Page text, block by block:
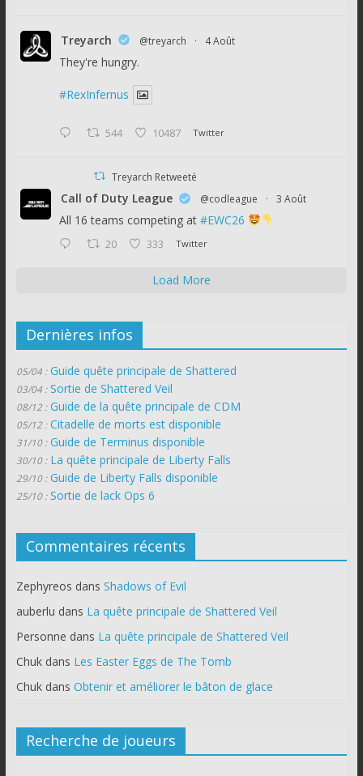
Treyarch @treyarch · 4 Août
They're hungry.
#RexInfernus
544 10487 Twitter
Treyarch Retweeté
Call of Duty League @codleague · 3 Août
All 16 teams competing at #EWC26
20 333 Twitter
Load More
Dernières infos
05/04 : Guide quête principale de Shattered
03/04 : Sortie de Shattered Veil
08/12 : Guide de la quête principale de CDM
05/12 : Citadelle de morts est disponible
31/10 : Guide de Terminus disponible
30/10 : La quête principale de Liberty Falls
29/10 : Guide de Liberty Falls disponible
25/10 : Sortie de lack Ops 6
Commentaires récents
Zephyreos dans Shadows of Evil
auberlu dans La quête principale de Shattered Veil
Personne dans La quête principale de Shattered Veil
Chukdans Les Easter Eggs de The Tomb
Chukdans Obtenir et améliorer le bâton de glace
Recherche de joueurs